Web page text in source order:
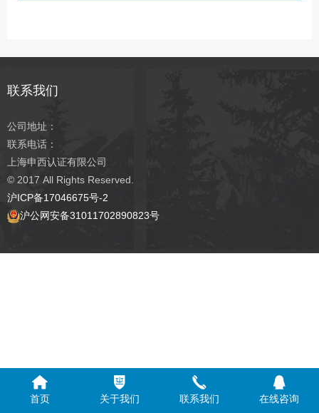
联系我们
公司地址：
联系电话：
上海申西认证有限公司
© 2017 All Rights Reserved.
沪ICP备17046675号-2
沪公网安备31011702890823号
首页 关于我们 联系我们 在线咨询